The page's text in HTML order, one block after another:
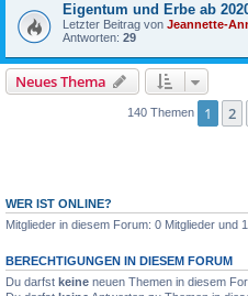
Eigentum und Erbe ab
Letzter Beitrag von Jeannette-
Antworten: 29
Neues Thema
140 Themen 1 2
WER IST ONLINE?
Mitglieder in diesem Forum: 0 Mitglieder und
BERECHTIGUNGEN IN DIESEM FORUM
Du darfst keine neuen Themen in diesem